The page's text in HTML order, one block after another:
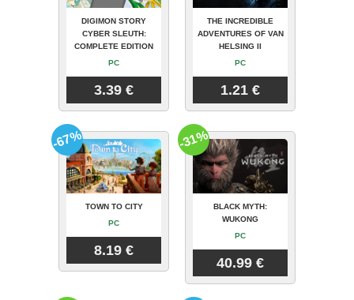
DIGIMON STORY
CYBER SLEUTH:
COMPLETE EDITION
PC
3.39 €
THE INCREDIBLE
ADVENTURES OF VAN
HELSING II
PC
1.21 €
TOWN TO CITY
PC
8.19 €
-67%
BLACK MYTH:
WUKONG
PC
40.99 €
-31%